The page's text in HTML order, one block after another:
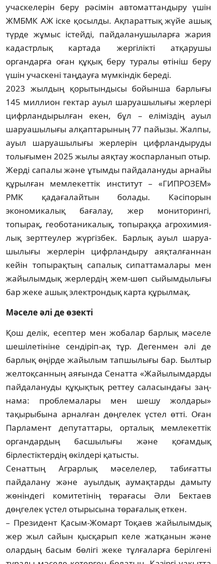
учаскелерін беру рәсімін автоматтандыру үшін
ЖМБМК АЖ іске қосылды. Ақпараттық жүйе ашық
түрде жұмыс істейді, пайда­лану­шыларға жария
кадастрлық картада жергілікті атқарушы
органдарға оған құ­қық беру туралы өтініш беру
үшін учас­кені таңдауға мүмкіндік береді.
2023 жылдың қорытындысы бойын­ша барлығы
145 миллион гектар ауыл шаруашылығы жерлері
цифрлан­ды­рыл­ған екен, бұл – еліміздің ауыл
шаруа­шы­лы­ғы алқаптарының 77 пайызы. Жалпы,
ауыл шаруашылығы жерлерін цифрлан­дыру­ды
толығымен 2025 жылы аяқтау жос­парланып отыр.
Жерді сапалы және ұтымды пай­да­лануды арнайы
құрылған мемлекеттік инс­титут – «ГИПРОЗЕМ»
РМК қадаға­лай­тын болады. Кәсіпорын
экономикалық ба­ғалау, жер мониторингі,
топырақ, гео­ботаникалық, топыраққа агрохи­мия­
лық зерттеулер жүргізбек. Барлық ауыл шаруа­
шылығы жерлерін цифрландыру аяқ­талғаннан
кейін топырақтың са­па­лық сипаттамалары мен
жайылымдық жер­лердің жем-шөп сыйымдылығы
бар же­ке ашық электрондық карта құрыл­мақ.
Мәселе әлі де өзекті
Қош делік, есептер мен жобалар бар­лық мәселе
шешілетініне сендіріп-ақ тұр. Дегенмен әлі де
барлық өңірде жайылым тап­шылығы бар. Былтыр
желтоқсанның ая­ғында Сенатта «Жайылымдарды
пай­да­лануды құқықтық реттеу саласындағы заң­­
нама: проблемалары мен шешу жол­дары»
тақырыбына арналған дөңгелек үстел өтті. Оған
Парламент депутаттары, ор­талық мемлекеттік
органдардың бас­шы­лығы және қоғамдық
бірлестіктердің өкіл­дері қатысты.
Сенаттың Аграрлық мәселелер, табиғатты
пайдалану және ауыл­дық аумақтарды дамыту
жөніндегі коми­те­тінің төрағасы Әли Бектаев
дөңгелек үс­тел отырысына төрағалық еткен.
– Президент Қасым-Жомарт Тоқаев жайылымдық
жер жыл сайын қысқарып ке­ле жатқанын және
олардың басым бө­лігі жеке тұлғаларға берілгені